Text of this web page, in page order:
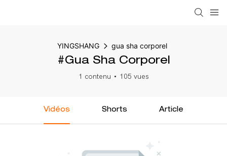
YINGSHANG gua sha corporel
#gua Sha Corporel
1 contenu 105 vues
Vidéos Shorts Article